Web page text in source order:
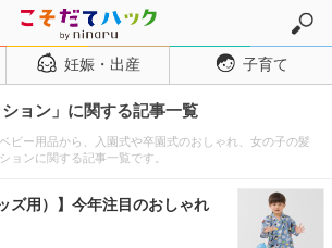
妊娠・出産 子育て
ション」に関する記事一覧
ビー用品から、入園式や卒園式のおしゃれ、女の子の髪
ョンに関する記事一覧です。
ズ用）】今年注目のおしゃれ